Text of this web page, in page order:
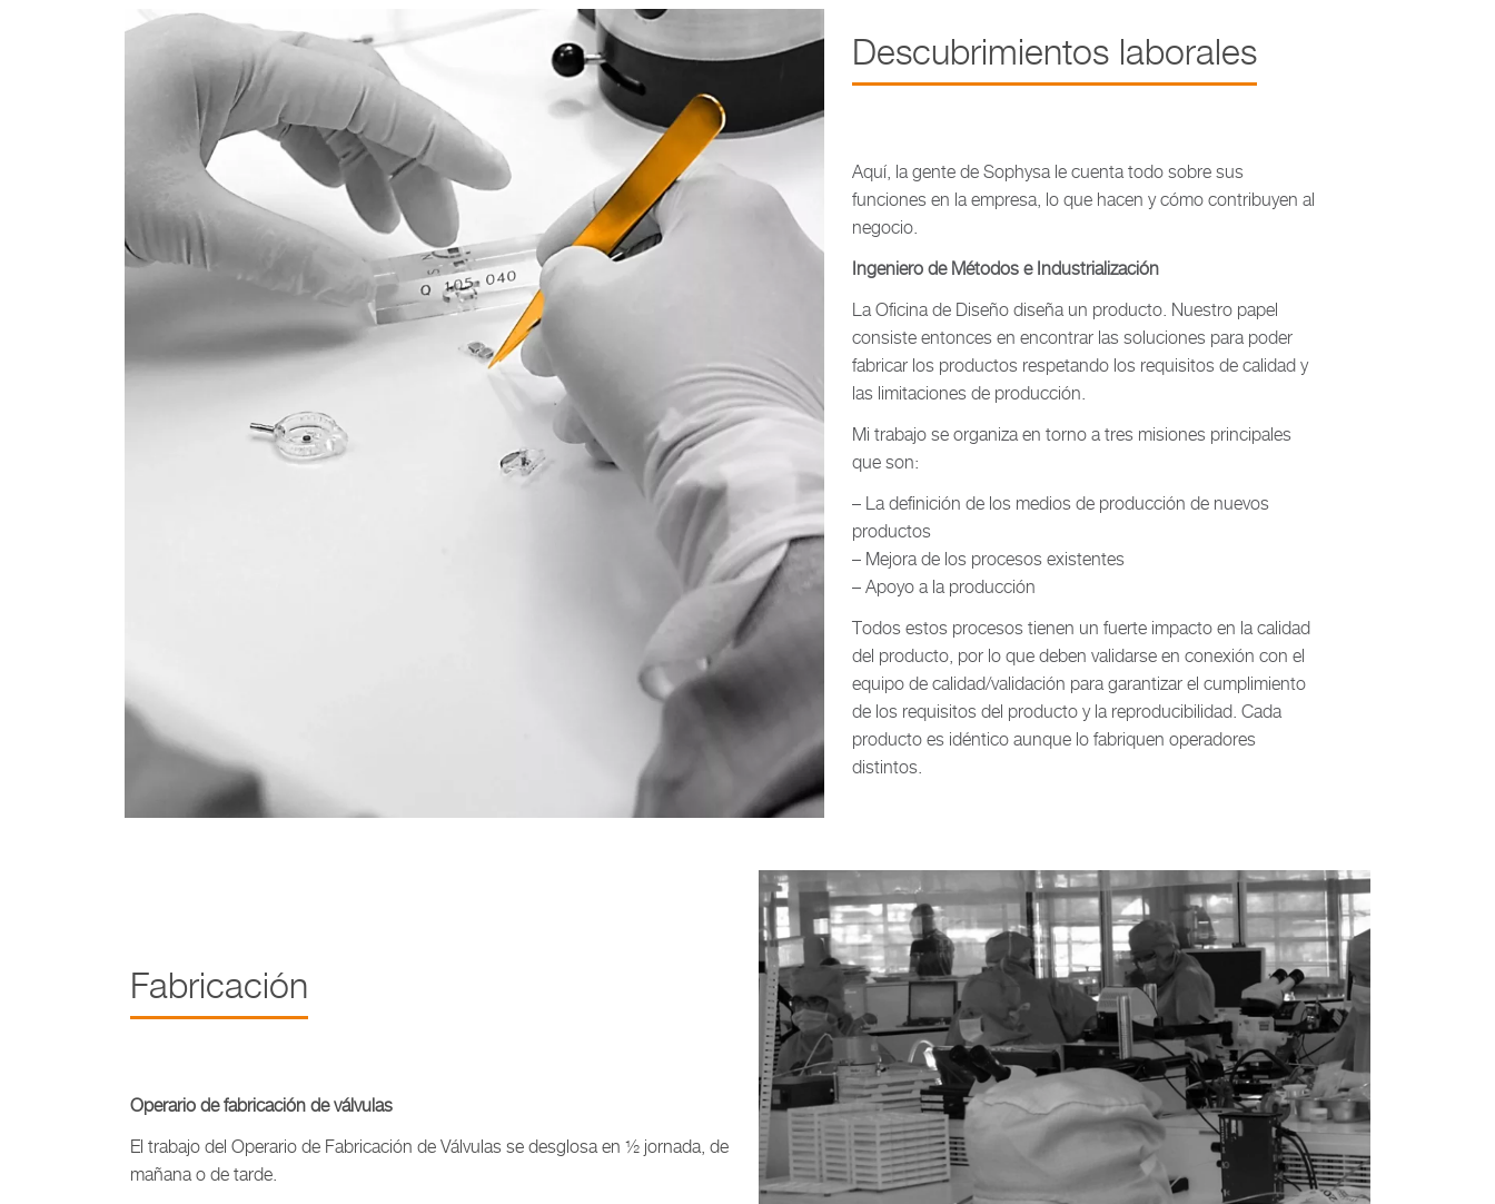
Descubrimientos laborales
Aquí, la gente de Sophysa le cuenta todo sobre sus
funciones en la empresa, lo que hacen y cómo contribuyen al
negocio.
Ingeniero de Métodos e Industrialización
La Oficina de Diseño diseña un producto. Nuestro papel
consiste entonces en encontrar las soluciones para poder
fabricar los productos respetando los requisitos de calidad y
las limitaciones de producción.
Mi trabajo se organiza en torno a tres misiones principales
que son:
– La definición de los medios de producción de nuevos
productos
– Mejora de los procesos existentes
– Apoyo a la producción
Todos estos procesos tienen un fuerte impacto en la calidad
del producto, por lo que deben validarse en conexión con el
equipo de calidad/validación para garantizar el cumplimiento
de los requisitos del producto y la reproducibilidad. Cada
producto es idéntico aunque lo fabriquen operadores
distintos.
Fabricación
Operario de fabricación de válvulas
El trabajo del Operario de Fabricación de Válvulas se desglosa en ½ jornada, de
mañana o de tarde.